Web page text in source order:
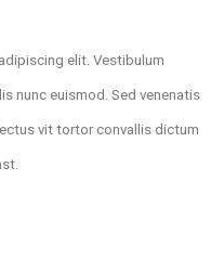
elit. Vestibulum
nunc euismod. Sed venenatis
vit tortor convallis dictum